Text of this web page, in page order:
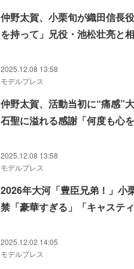
仲野太賀、小栗旬が織田信長
を持って」兄役・池松壮亮と
2025.12.08 13:58
モデルプレス
仲野太賀、活動当初に“痛感”
石聖に溢れる感謝「何度も心
2025.12.08 13:58
モデルプレス
2026年大河「豊臣兄弟！」小
禁「豪華すぎる」「キャステ
2025.12.02 14:05
モデルプレス